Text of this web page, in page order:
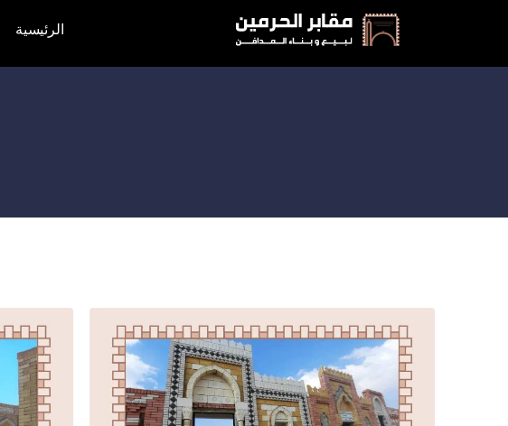
الرئيسية